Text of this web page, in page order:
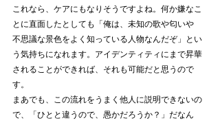
これなら、ケアにもなりそうですよね。何か嫌なこ
とに直面したとしても「俺は、未知の歌や匂いや
不思議な景色をよく知っている人物なんだぞ」とい
う気持ちになれます。アイデンティティにまで昇華
されることができれば、それも可能だと思うので
す。
まあでも、この流れをうまく他人に説明できないの
で、「ひとと違うので、愚かだろうか？」だなん